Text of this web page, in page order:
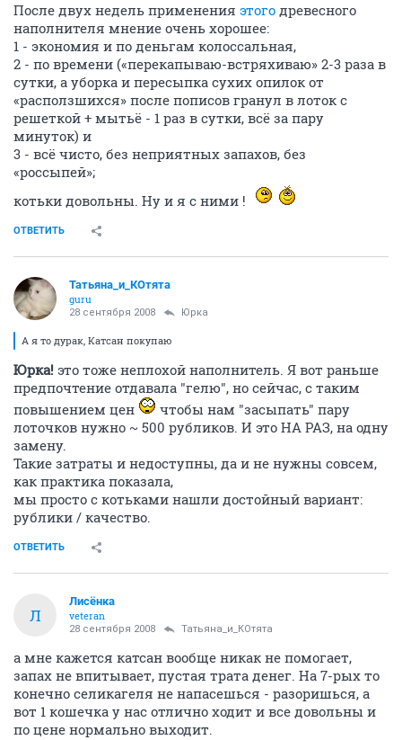
После двух недель применения этого древесного
наполнителя мнение очень хорошее:
1 - экономия и по деньгам колоссальная,
2 - по времени («перекапываю-встряхиваю» 2-3 раза в
сутки, а уборка и пересыпка сухих опилок от
«расползшихся» после пописов гранул в лоток с
решеткой + мытьё - 1 раз в сутки, всё за пару
минуток) и
3 - всё чисто, без неприятных запахов, без
«россыпей»;
котьки довольны. Ну и я с ними !
ОТВЕТИТЬ
Татьяна_и_КОтята
guru
28 сентября 2008 Юрка
А я то дурак, Катсан покупаю
Юрка! это тоже неплохой наполнитель. Я вот раньше
предпочтение отдавала "гелю", но сейчас, с таким
повышением цен
чтобы нам "засыпать" пару
лоточков нужно ~ 500 рубликов. И это НА РАЗ, на одну
замену.
Такие затраты и недоступны, да и не нужны совсем,
как практика показала,
мы просто с котьками нашли достойный вариант:
рублики / качество.
ОТВЕТИТЬ
Л
Лисёнка
veteran
28 сентября 2008 Татьяна_и_КОтята
а мне кажется катсан вообще никак не помогает,
запах не впитывает, пустая трата денег. На 7-рых то
конечно селикагеля не напасешься - разоришься, а
вот 1 кошечка у нас отлично ходит и все довольны и
по цене нормально выходит.